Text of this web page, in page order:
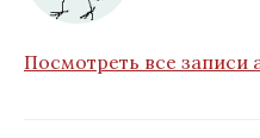
Посмотреть все записи